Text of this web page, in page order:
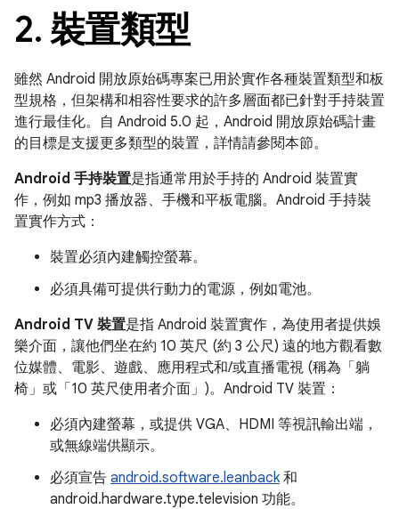
2. 裝置類型
雖然 Android 開放原始碼專案已用於實作各種裝置類型和板
型規格，但架構和相容性要求的許多層面都已針對手持裝置
進行最佳化。自 Android 5.0 起，Android 開放原始碼計畫
的目標是支援更多類型的裝置，詳情請參閱本節。
Android 手持裝置是指通常用於手持的 Android 裝置實
作，例如 mp3 播放器、手機和平板電腦。Android 手持裝
置實作方式：
裝置必須內建觸控螢幕。
必須具備可提供行動力的電源，例如電池。
Android TV 裝置是指 Android 裝置實作，為使用者提供娛
樂介面，讓他們坐在約 10 英尺 (約 3 公尺) 遠的地方觀看數
位媒體、電影、遊戲、應用程式和/或直播電視 (稱為「躺
椅」或「10 英尺使用者介面」)。Android TV 裝置：
必須內建螢幕，或提供 VGA、HDMI 等視訊輸出端，
或無線端供顯示。
必須宣告 android.software.leanback和
android.hardware.type.television 功能。